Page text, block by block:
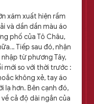
xám xuất hiện rầm
và dần dần màu áo
phố của Tô Châu,
Tiếp sau đó, nhận
từ phương Tây,
mới so với thời trước :
không xẻ, tay áo
lạ hơn. Bên cạnh đó,
cả độ dài ngắn của